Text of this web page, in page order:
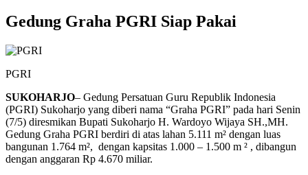
Gedung Graha PGRI Siap Pakai
PGRI
SUKOHARJO– Gedung Persatuan Guru Republik Indonesia
(PGRI) Sukoharjo yang diberi nama “Graha PGRI” pada hari Senin
(7/5) diresmikan Bupati Sukoharjo H. Wardoyo Wijaya SH.,MH.
Gedung Graha PGRI berdiri di atas lahan 5.111 m² dengan luas
bangunan 1.764 m², dengan kapsitas 1.000 – 1.500 m ² , dibangun
dengan anggaran Rp 4.670 miliar.